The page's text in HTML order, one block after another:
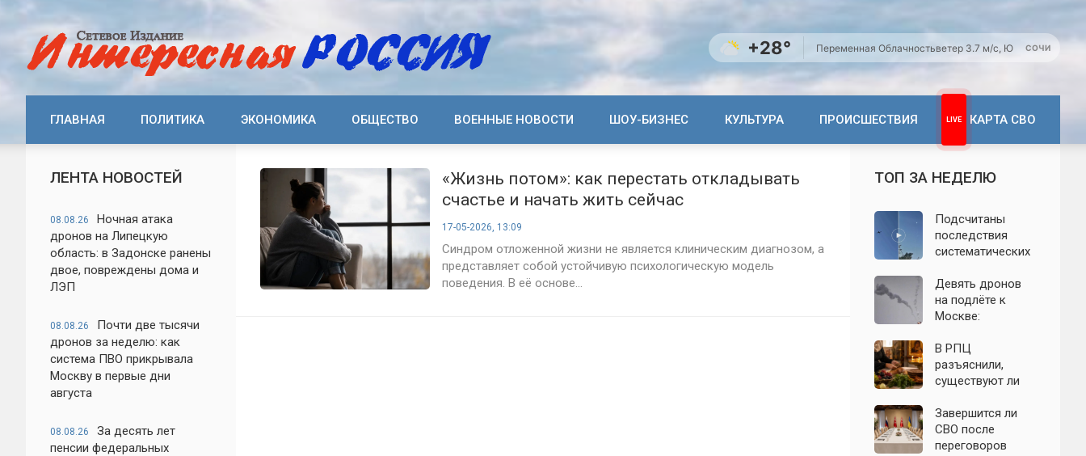
+28° Переменная Облачностьветер 3.7 м/с, Ю СОЧИ
ГЛАВНАЯ ПОЛИТИКА ЭКОНОМИКА ОБЩЕСТВО ВОЕННЫЕ НОВОСТИ ШОУ-БИЗНЕС КУЛЬТУРА ПРОИСШЕСТВИЯ КАРТА СВО
ЛЕНТА НОВОСТЕЙ
08.08.26
Ночная атака
дронов на Липецкую
область: в Задонске ранены
двое, повреждены дома и
ЛЭП
08.08.26
Почти две тысячи
дронов за неделю: как
система ПВО прикрывала
Москву в первые дни
августа
08.08.26
За десять лет
пенсии федеральных
«Жизнь потом»: как перестать откладывать
счастье и начать жить сейчас
17-05-2026, 13:09
Синдром отложенной жизни не является клиническим диагнозом, а
представляет собой устойчивую психологическую модель
поведения. В её основе...
ТОП ЗА НЕДЕЛЮ
Подсчитаны
последствия
систематических
Ленинградскую
область: что
известно к 7
Девять дронов
на подлёте к
Москве:
ночной атаки
БПЛА 8 августа
В РПЦ
разъяснили,
существуют ли
которые
православным
нельзя есть даже
Завершится ли
СВО после
переговоров